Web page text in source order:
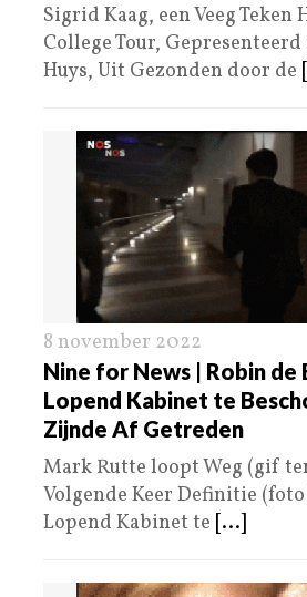
Sigrid Kaag, een Veeg Teken
College Tour,
Huys, Uit Gezonden door de
8 november 2022
Nine for News | Robin de
Lopend Kabinet te
Zijnde Af Getreden
Mark Rutte loopt Weg (gif
Volgende Keer Definitie (foto
Lopend Kabinet te [...]